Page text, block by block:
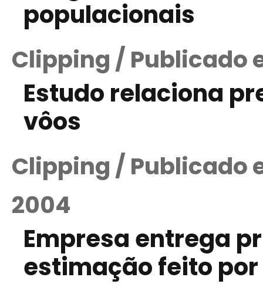
populacionais
Clipping / Publicado
Estudo relaciona
vôos
Clipping / Publicado
2004
Empresa entrega
estimação feito